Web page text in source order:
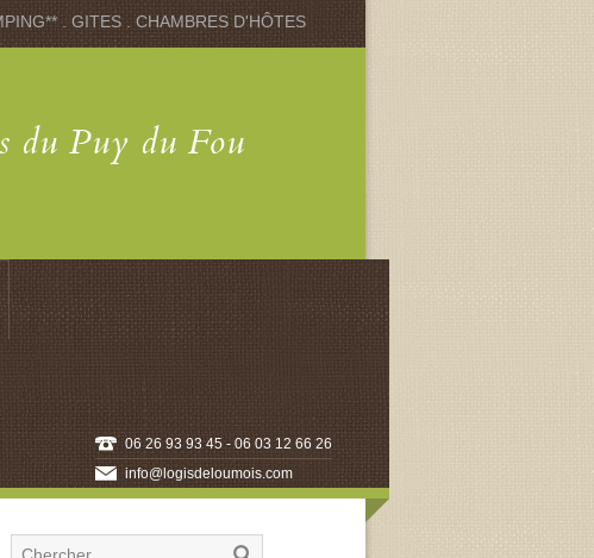
. GITES . CHAMBRES D'HÔTES
du Puy du Fou
06 26 93 93 45 - 06 03 12 66 26
info@logisdeloumois.com